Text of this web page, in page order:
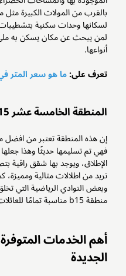
لسكانها وحدات سكنية بتشطيبات
لمن يبحث عن مكان يسكن به
أنواعها.
تعرف على:ما هو سعر المتر في
المنطقة الخامسة عشر B15
إن هذه المنطقة تعتبر من
فهي تم تسليمها حديثًا وهذا
الإطلاق، ويوجد بها شقق راقية
تريد من اطلالات مثالية ومميزة،
وبعض النوادي الرياضية التي
منطقة b15 مناسبة تمامًا للعائلات الذين يريدون حياة راقية وحديثة.
أهم الخدمات
الجديدة